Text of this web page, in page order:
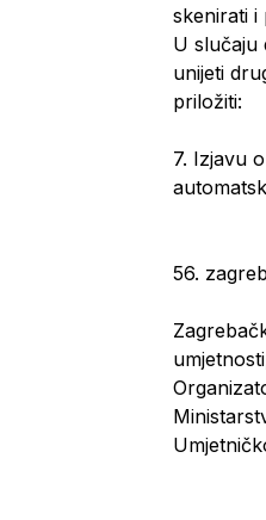
skenirati i
U slučaju
unijeti
priložiti:
7. Izjavu
56.